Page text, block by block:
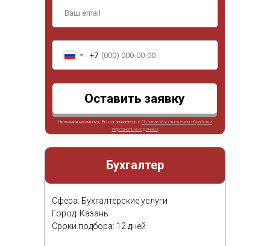
Бухгалтер
Сфера: Бухгалтерские услуги
Город: Казань
Сроки подбора: 12 дней
+7
Нажимая на кнопку, Вы соглашаетесь с Политикой в отношении обработки
персональных данных
Оставить заявку
Как для вас будет
выглядеть процесс найма
сотрудника?
Заключен договор
1 день